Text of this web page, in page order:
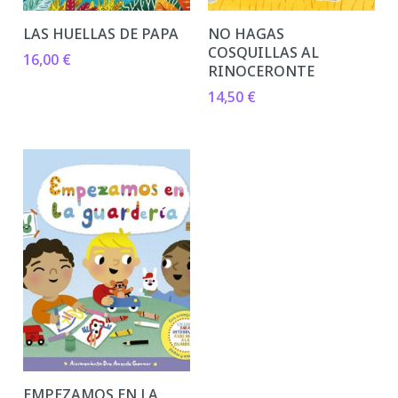
LAS HUELLAS DE PAPA
16,00 €
NO HAGAS
COSQUILLAS AL
RINOCERONTE
14,50 €